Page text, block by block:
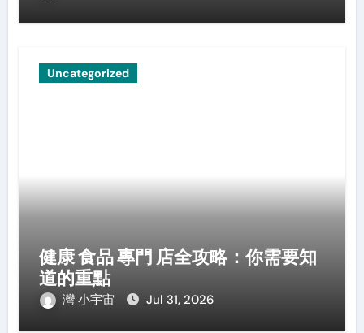
Uncategorized
健康 食品 專門 店全攻略：你需要知
道的重點
灣 小宇宙 Jul 31, 2026